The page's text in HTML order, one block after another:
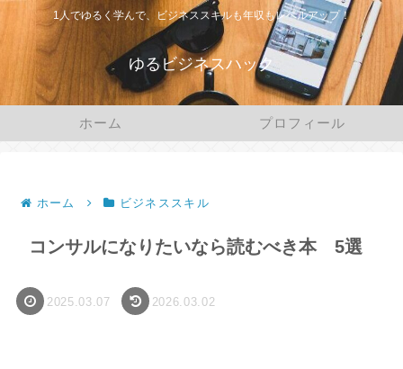
1人でゆるく学んで、ビジネススキルも年収もレベルアップ！
ゆるビジネスハック
ホーム プロフィール
ホーム ビジネススキル
コンサルになりたいなら読むべき本 5選
2025.03.07 2026.03.02